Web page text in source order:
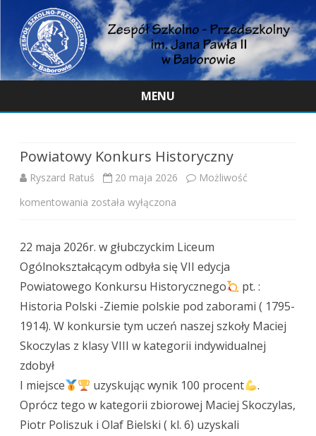
MENU
Powiatowy Konkurs Historyczny
Ryszard Ratuś 20 maja 2026
Możliwość
komentowania Powiatowy
Historyczny
została wyłączona
22 maja 2026r. w głubczyckim Liceum
Ogólnokształcącym odbyła się VII edycja
Powiatowego Konkursu Historycznego
pt. :
Historia Polski -Ziemie polskie pod zaborami ( 1795-
1914). W konkursie tym uczeń naszej szkoły Maciej
Skoczylas z klasy VIII w kategorii indywidualnej
zdobył
I miejsce
uzyskując wynik 100 procent
.
Oprócz tego w kategorii zbiorowej Maciej Skoczylas,
Piotr Poliszuk i Olaf Bielski ( kl. 6) uzyskali